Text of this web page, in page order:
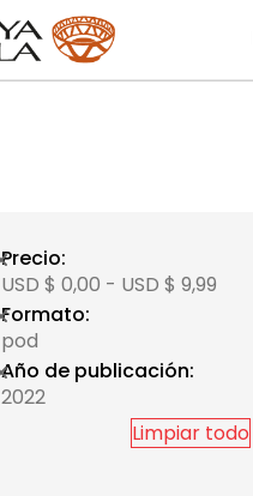
Precio
USD $ 0,00 - USD $ 9,99
Formato
pod
Año de publicación
2022
Limpiar todo